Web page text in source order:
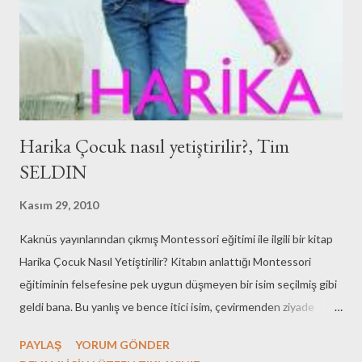
Harika Çocuk nasıl yetiştirilir?, Tim
SELDIN
Kasım 29, 2010
Kaknüs yayınlarından çıkmış Montessori eğitimi ile ilgili bir kitap
Harika Çocuk Nasıl Yetiştirilir? Kitabın anlattığı Montessori
eğitiminin felsefesine pek uygun düşmeyen bir isim seçilmiş gibi
geldi bana. Bu yanlış ve bence itici isim, çevirmenden ziyade
an Amazing Child? Montessori'de kim diyenler için kısacık bilgi
PAYLAŞ
YORUM GÖNDER